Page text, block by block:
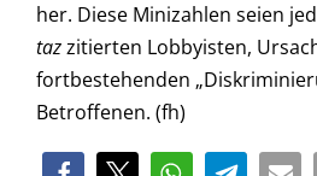
her. Diese Minizahlen seien
tazzitierten Lobbyisten,
fortbestehenden
Betroffenen. (fh)